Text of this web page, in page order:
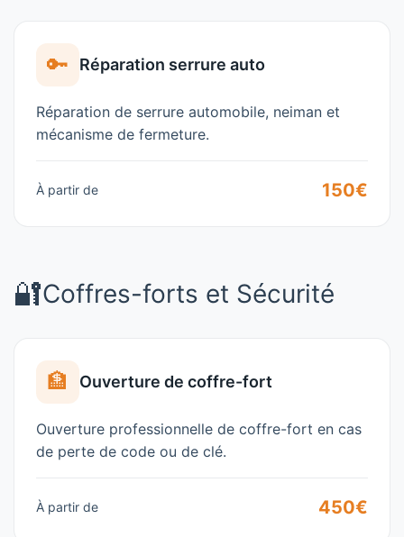
🔑 Réparation serrure auto
Réparation de serrure automobile, neiman et
mécanisme de fermeture.
À partir de 150€
🔐Coffres-forts et Sécurité
🏦 Ouverture de coffre-fort
Ouverture professionnelle de coffre-fort en cas
de perte de code ou de clé.
À partir de 450€